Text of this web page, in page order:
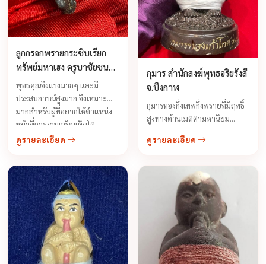
ลูกกรอกพรายกระซิบเรียก
ทรัพย์มหาเฮง ครูบาชัยชนะ
สำนักสงฆ์พุทธอริยรังสี
พุทธคุณจึงแรงมากๆ และมี
ประสบการณ์สูงมาก จึงเหมาะ
มากสำหรับผู้ที่อยากให้ตำแหน่ง
หน้าที่การงานเจริญเติบโต
ก้าวหน้า หรือ ผู้ที่มีใจใฝ่ทางด้าน
บูชาพกพาติดตัวไว้เป็นอย่างเนือง
นิจ ทั้งผู้ที่นิยม ...
ดูรายละเอียด
กุมาร สำนักสงฆ์พุทธอริยรังสี
จ.บึงกาฬ
กุมารทองกึ่งเทพกึ่งพรายที่มีฤทธิ์
สูงทางด้านเมตตามหานิยม
บ้านเรือกสวนไร่นา กันคนมาปอง
ฤทธิ์เป็นพรายกระซิบบอกเหตุร้าย
หรือข่าวดีที่กำลังมาถึงบอกโชค
ดูรายละเอียด